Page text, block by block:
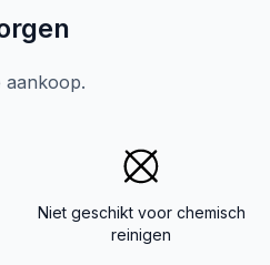
aankoop.
Niet geschikt voor chemisch
reinigen